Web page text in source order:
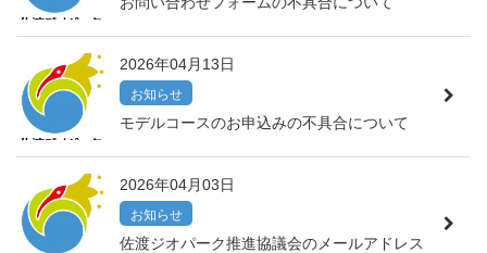
2026年04月13日
お知らせ
モデルコースのお申込みの不具合について
2026年04月03日
お知らせ
佐渡ジオパーク推進協議会のメールアドレス